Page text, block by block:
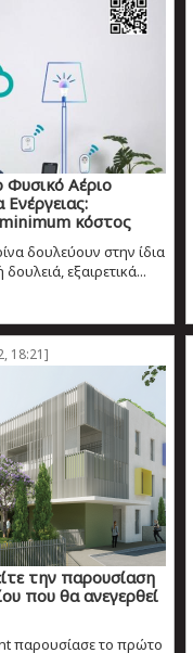
Αέριο
Ενέργειας:
κόστος
δουλεύουν στην ίδια
εξαιρετικά...
18:21]
την παρουσίαση
που θα ανεγερθεί
παρουσίασε το πρώτο